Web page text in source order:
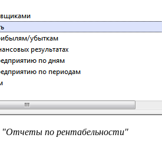
"Отчеты по рентабельности"